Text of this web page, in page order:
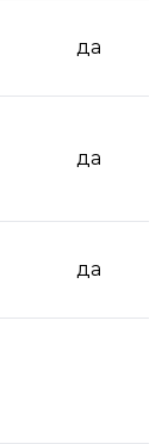
да
да
да